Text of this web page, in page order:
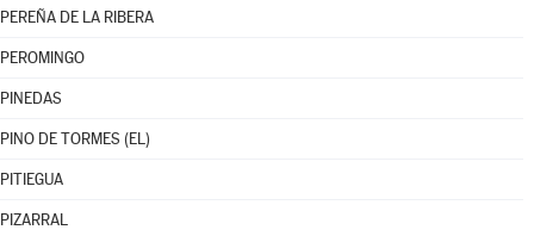
PEREÑA DE LA RIBERA
PEROMINGO
PINEDAS
PINO DE TORMES (EL)
PITIEGUA
PIZARRAL